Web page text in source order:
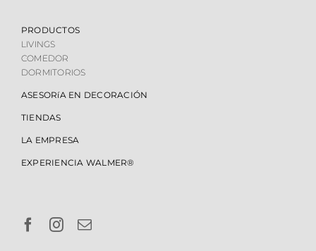
PRODUCTOS
LIVINGS
COMEDOR
DORMITORIOS
ASESORíA EN DECORACIÓN
TIENDAS
LA EMPRESA
EXPERIENCIA WALMER®